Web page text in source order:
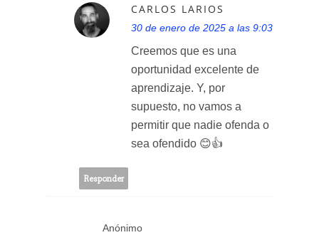
CARLOS LARIOS
30 de enero de 2025 a las 9:03
Creemos que es una
oportunidad excelente de
aprendizaje. Y, por
supuesto, no vamos a
permitir que nadie ofenda o
sea ofendido 😊👍
Responder
Anónimo